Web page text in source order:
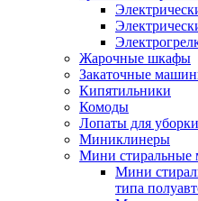
Жарочные шкафы
Закаточные
Кипятильники
Комоды
Лопаты для
Миниклинеры
Мини стиральные
Мини
типа